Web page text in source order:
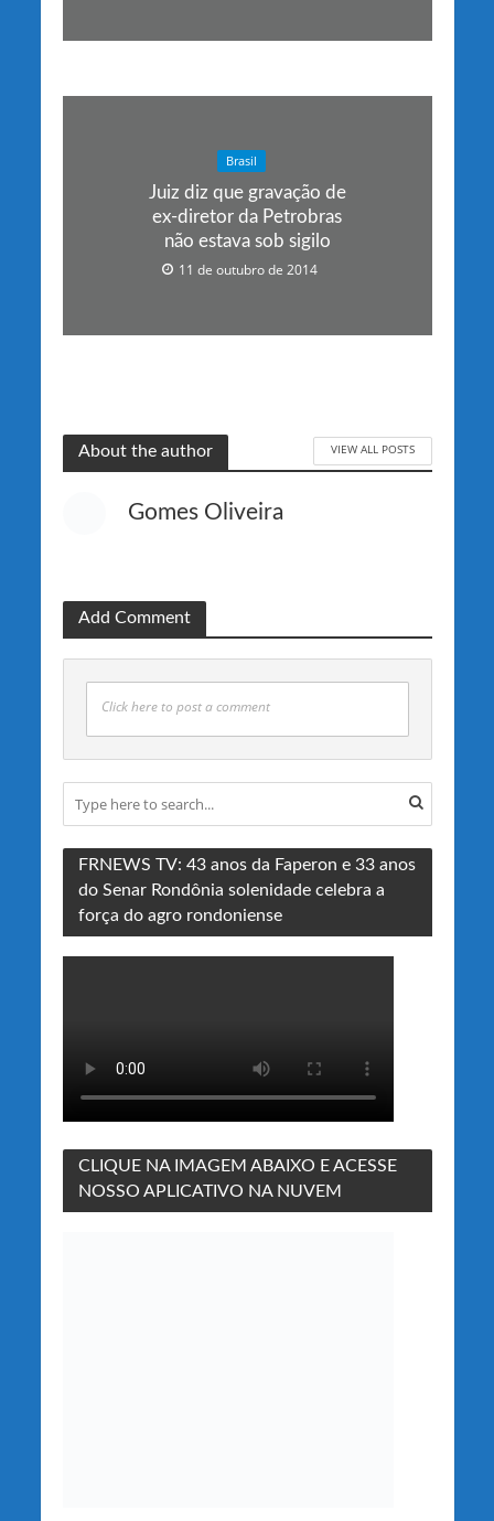
Brasil
Juiz diz que gravação de
ex-diretor da Petrobras
não estava sob sigilo
11 de outubro de 2014
About the author VIEW ALL POSTS
Gomes Oliveira
Add Comment
Click here to post a comment
FRNEWS TV: 43 anos da Faperon e 33 anos
do Senar Rondônia solenidade celebra a
força do agro rondoniense
CLIQUE NA IMAGEM ABAIXO E ACESSE
NOSSO APLICATIVO NA NUVEM